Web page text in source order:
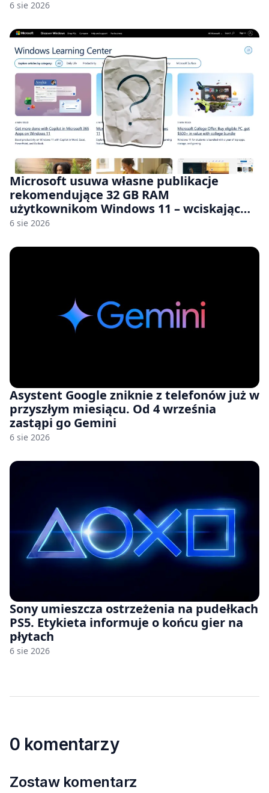
6 sie 2026
Microsoft usuwa własne publikacje
rekomendujące 32 GB RAM
użytkownikom Windows 11 – wciskając
nam przy tym komputery z 8 GB RAM po
6 sie 2026
Asystent Google zniknie z telefonów już w
przyszłym miesiącu. Od 4 września
zastąpi go Gemini
6 sie 2026
Sony umieszcza ostrzeżenia na pudełkach
PS5. Etykieta informuje o końcu gier na
płytach
6 sie 2026
0 komentarzy
Zostaw komentarz